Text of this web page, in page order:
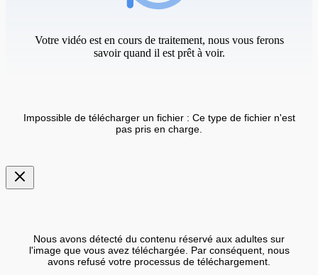
Votre vidéo est en cours de traitement, nous vous ferons
savoir quand il est prêt à voir.
Impossible de télécharger un fichier : Ce type de fichier n'est
pas pris en charge.
Nous avons détecté du contenu réservé aux adultes sur
l'image que vous avez téléchargée. Par conséquent, nous
avons refusé votre processus de téléchargement.